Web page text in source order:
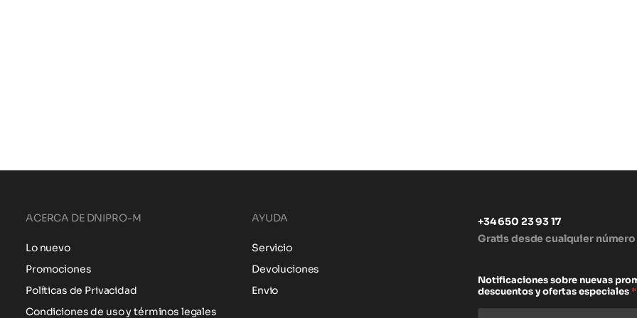
ACERCA DE DNIPRO-M
Lo nuevo
Promociones
Políticas de Privacidad
Condiciones de uso y términos legales
AYUDA
Servicio
Devoluciones
Envio
+34 650 23 93 17
Gratis desde cualquier número
Notificaciones sobre nuevas
descuentos y ofertas especiales*